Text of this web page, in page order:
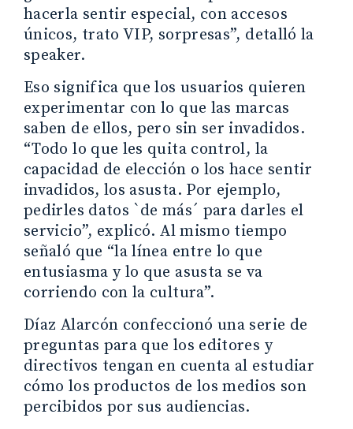
hacerla sentir especial, con accesos
únicos, trato VIP, sorpresas”, detalló la
speaker.
Eso significa que los usuarios quieren
experimentar con lo que las marcas
saben de ellos, pero sin ser invadidos.
“Todo lo que les quita control, la
capacidad de elección o los hace sentir
invadidos, los asusta. Por ejemplo,
pedirles datos `de más´ para darles el
servicio”, explicó. Al mismo tiempo
señaló que “la línea entre lo que
entusiasma y lo que asusta se va
corriendo con la cultura”.
Díaz Alarcón confeccionó una serie de
preguntas para que los editores y
directivos tengan en cuenta al estudiar
cómo los productos de los medios son
percibidos por sus audiencias.